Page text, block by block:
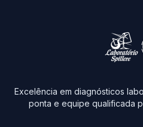
Excelência em diagnósticos
ponta e equipe qualificada